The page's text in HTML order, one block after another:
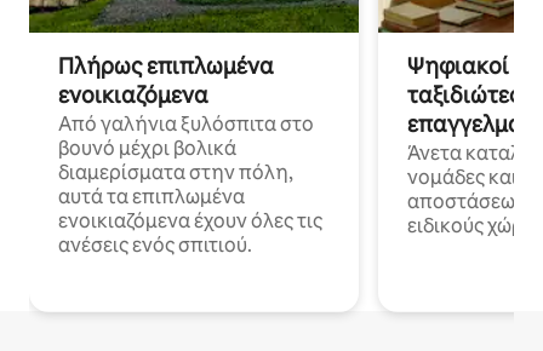
Πλήρως επιπλωμένα
ενοικιαζόμενα
Από γαλήνια ξυλόσπιτα στο
βουνό μέχρι βολικά
διαμερίσματα στην πόλη,
αυτά τα επιπλωμένα
ενοικιαζόμενα έχουν όλες τις
ανέσεις ενός σπιτιού.
Ψηφιακοί
ταξιδιώτες
Άνετα
νομάδες και
αποστάσεως
ειδικούς